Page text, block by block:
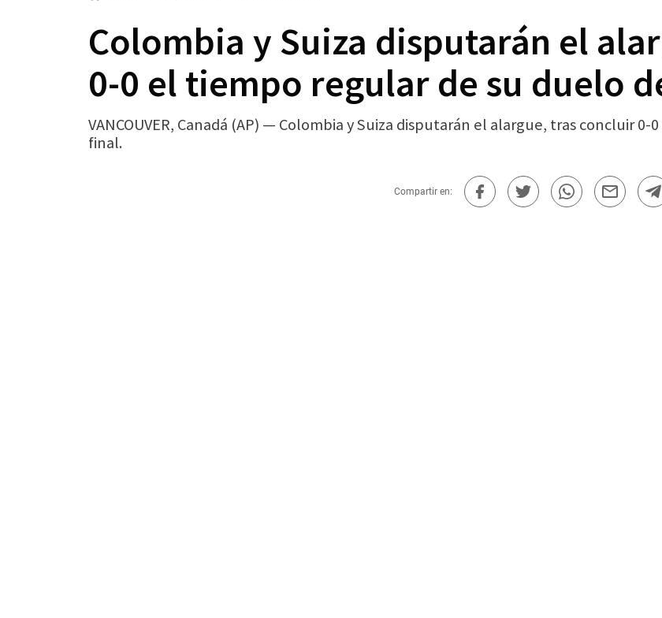
Colombia y Suiza disputarán el
0-0 el tiempo regular de su duelo
VANCOUVER, Canadá (AP) — Colombia y Suiza disputarán el alargue, tras concluir
final.
Compartir en: